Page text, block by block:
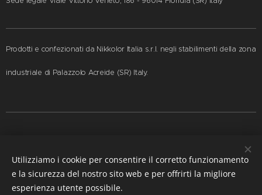
Prodotti e confezionati da Nikkolor Italia s.r.l. negli stabilimenti della zona
industriale di Palazzolo Acreide (SR) Italy.
© 2006-2026 by Nikkolor Italia s.r.l. • All rights reserved - P.IVA
01939040893 -PRIVACY -COOCKIE -TERMI E CONDIZIONI
Cookies
Utilizziamo i cookie per consentire il corretto funzionamento
e la sicurezza del nostro sito web e per offrirti la migliore
esperienza utente possibile.